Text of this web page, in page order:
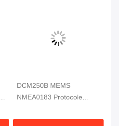
Technologie analogue du
capteur RION MEMS de
Digital